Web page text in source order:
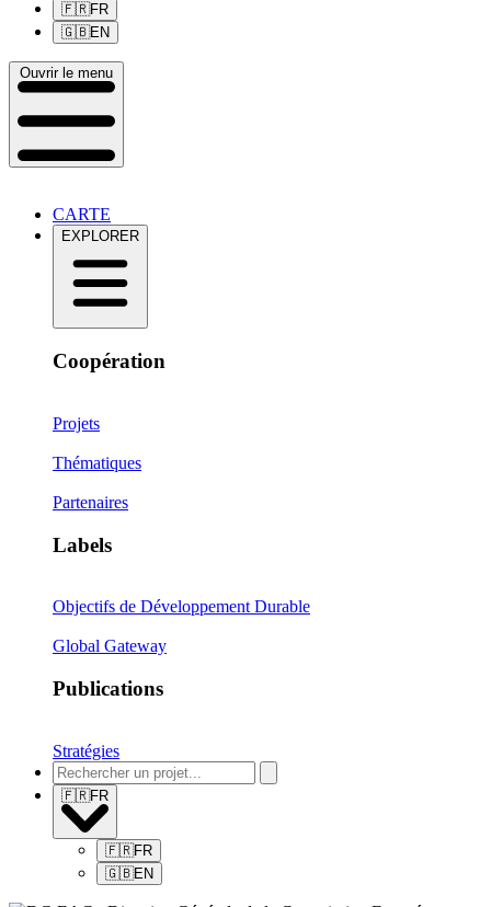
🇫🇷FR
🇬🇧EN
Ouvrir le menu
CARTE
EXPLORER
Coopération
Projets
Thématiques
Partenaires
Labels
Objectifs de Développement Durable
Global Gateway
Publications
Stratégies
🇫🇷FR
🇫🇷FR
🇬🇧EN